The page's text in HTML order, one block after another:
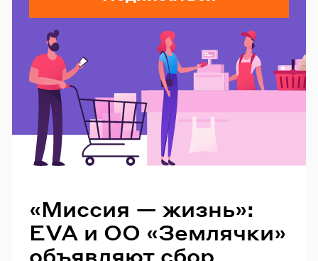
«Миссия — жизнь»:
EVA и ОО «Землячки»
объявляют сбор